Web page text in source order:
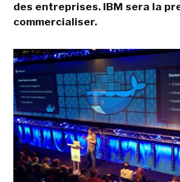
des entreprises. IBM sera la
commercialiser.